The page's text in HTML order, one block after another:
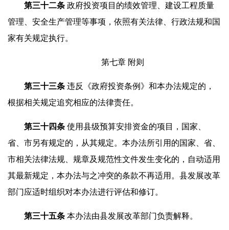
第三十二条 政府投资项目的绩效管理、建设工程质量
管理、安全生产管理等事项，依照有关法律、行政法规和国
家有关规定执行。
第七章 附则
第三十三条 违反《政府投资条例》和本办法规定的，
根据相关规定追究相应的法律责任。
第三十四条 使用县级预算安排资金的项目，国家、
省、市另有规定的，从其规定。本办法所引用的国家、省、
市相关法律法规、规章及规范性文件发生变化的，自动适用
其最新规定，本办法与之冲突的条款不再适用。县发展改革
部门应适时组织对本办法进行评估和修订。
第三十五条 本办法由县发展改革部门负责解释。